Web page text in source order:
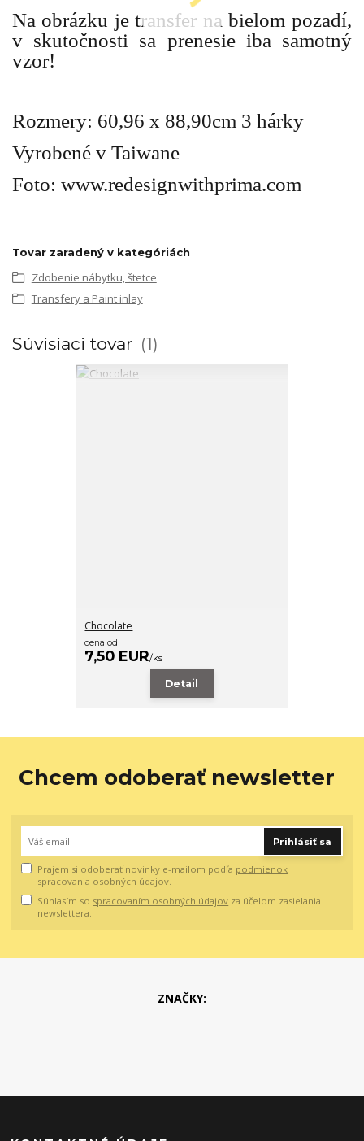
Na obrázku je transfer na bielom pozadí,
v skutočnosti sa prenesie iba samotný
vzor!
Rozmery: 60,96 x 88,90cm 3 hárky
Vyrobené v Taiwane
Foto: www.redesignwithprima.com
Tovar zaradený v kategóriách
Zdobenie nábytku, štetce
Transfery a Paint inlay
Súvisiaci tovar 1
Chocolate
cena od
7,50 EUR/ks
Detail
Chcem odoberať newsletter
Prihlásiť sa
Prajem si odoberať novinky e-mailom podľa podmienok
spracovania osobných údajov.
Súhlasím so spracovaním osobných údajov za účelom zasielania
newslettera.
ZNAČKY: